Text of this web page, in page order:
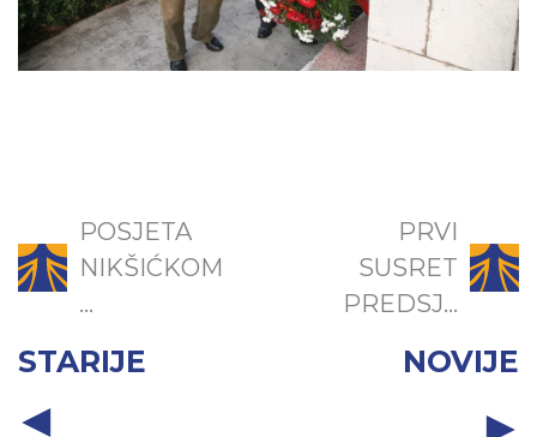
POSJETA
NIKŠIĆKOM
...
STARIJE
PRVI
SUSRET
PREDSJ...
NOVIJE